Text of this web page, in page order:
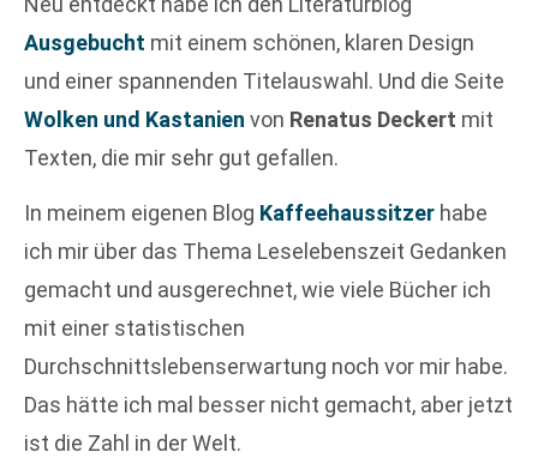
Ausgebucht mit einem schönen, klaren Design
und einer spannenden Titelauswahl. Und die Seite
Wolken und Kastanien von Renatus Deckert mit
Texten, die mir sehr gut gefallen.
In meinem eigenen Blog Kaffeehaussitzer habe
ich mir über das Thema Leselebenszeit Gedanken
gemacht und ausgerechnet, wie viele Bücher ich
mit einer statistischen
Durchschnittslebenserwartung noch vor mir habe.
Das hätte ich mal besser nicht gemacht, aber jetzt
ist die Zahl in der Welt.